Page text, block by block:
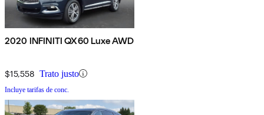
2020 INFINITI QX60 Luxe AWD
$15,558 Trato justo
Incluye tarifas de conc.